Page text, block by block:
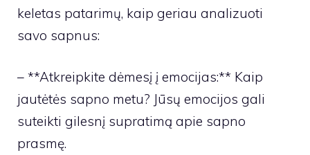
keletas patarimų, kaip geriau analizuoti
savo sapnus:
– **Atkreipkite dėmesį į emocijas:** Kaip
jautėtės sapno metu? Jūsų emocijos gali
suteikti gilesnį supratimą apie sapno
prasmę.